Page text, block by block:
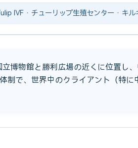
IVF · チューリップ生殖センター · キ
博物館と勝利広場の近くに位置し
制で、世界中のクライアント（特